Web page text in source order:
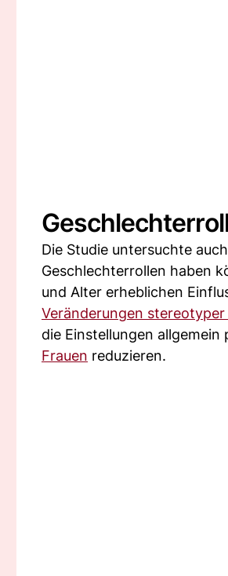
Die Studie untersuchte
Geschlechterrollen haben
und Alter erheblichen
Veränderungen
die Einstellungen
Frauen reduzieren.